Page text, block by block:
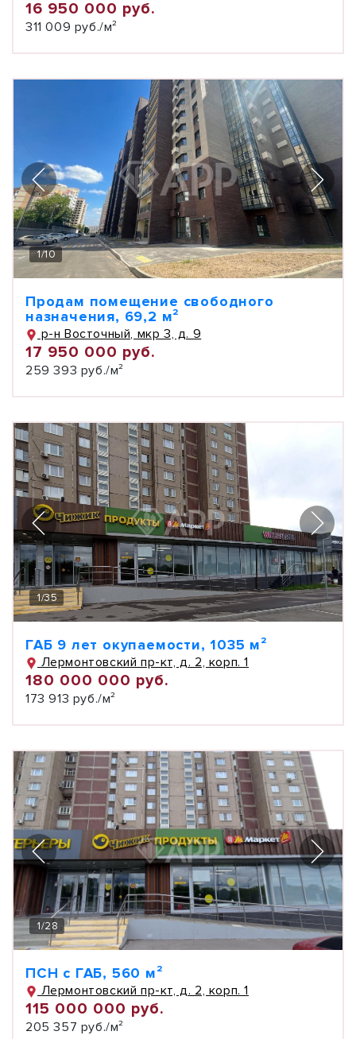
16 950 000 руб.
311 009 руб./м²
1/10
Продам помещение свободного
назначения, 69,2 м²
р-н Восточный, мкр 3, д. 9
17 950 000 руб.
259 393 руб./м²
1/35
ГАБ 9 лет окупаемости, 1035 м²
Лермонтовский пр-кт, д. 2, корп. 1
180 000 000 руб.
173 913 руб./м²
1/28
ПСН с ГАБ, 560 м²
Лермонтовский пр-кт, д. 2, корп. 1
115 000 000 руб.
205 357 руб./м²